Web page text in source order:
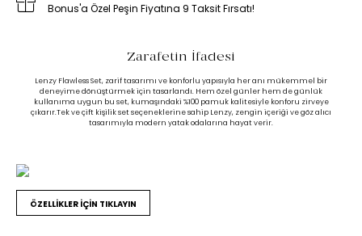
Bonus'a Özel Peşin Fiyatına 9 Taksit Fırsatı!
Zarafetin İfadesi
Lenzy Flawless Set, zarif tasarımı ve konforlu yapısıyla her anı mükemmel bir
deneyime dönüştürmek için tasarlandı. Hem özel günler hem de günlük
kullanıma uygun bu set, kumaşındaki %100 pamuk kalitesiyle konforu zirveye
çıkarır.Tek ve çift kişilik set seçeneklerine sahip Lenzy, zengin içeriği ve göz alıcı
tasarımıyla modern yatak odalarına hayat verir.
ÖZELLİKLER İÇİN TIKLAYIN